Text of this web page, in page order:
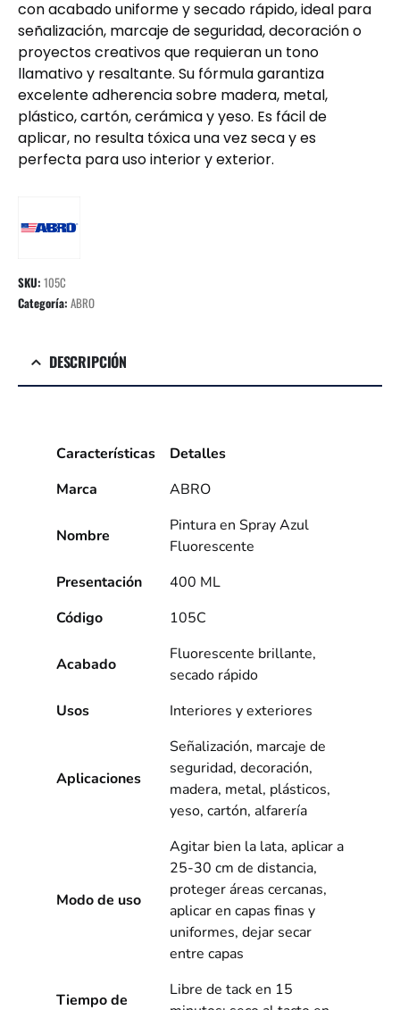
con acabado uniforme y secado rápido, ideal para
señalización, marcaje de seguridad, decoración o
proyectos creativos que requieran un tono
llamativo y resaltante. Su fórmula garantiza
excelente adherencia sobre madera, metal,
plástico, cartón, cerámica y yeso. Es fácil de
aplicar, no resulta tóxica una vez seca y es
perfecta para uso interior y exterior.
SKU:105C
Categoría:ABRO
DESCRIPCIÓN
Características
Detalles
Marca
ABRO
Nombre
Pintura en Spray Azul
Fluorescente
Presentación
400 ML
Código
105C
Acabado
Fluorescente brillante,
secado rápido
Usos
Interiores y exteriores
Aplicaciones
Señalización, marcaje de
seguridad, decoración,
madera, metal, plásticos,
yeso, cartón, alfarería
Modo de uso
Agitar bien la lata, aplicar a
25-30 cm de distancia,
proteger áreas cercanas,
aplicar en capas finas y
uniformes, dejar secar
entre capas
Tiempo de
Libre de tack en 15